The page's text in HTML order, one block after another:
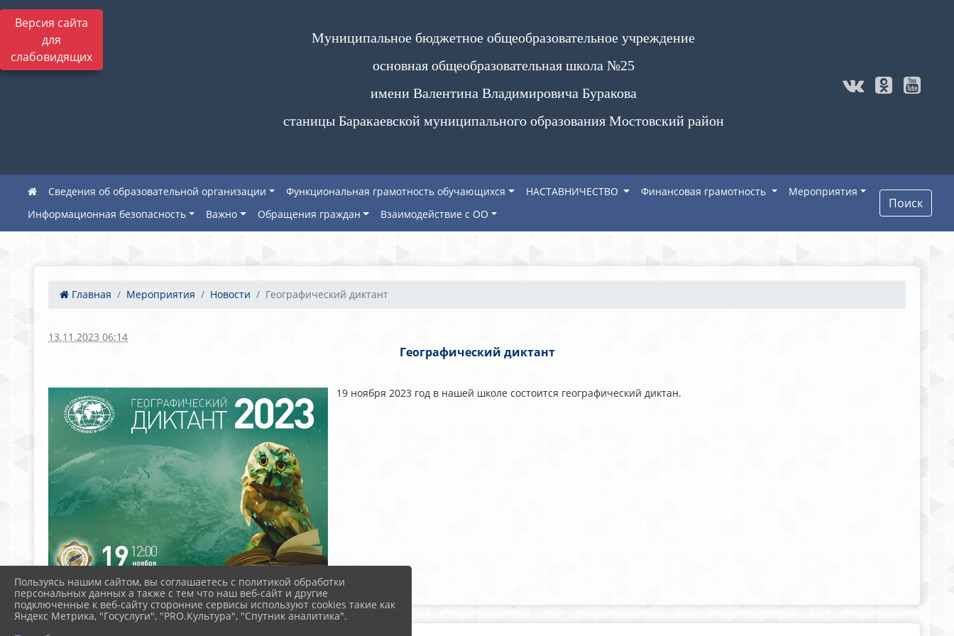
Версия сайта
для
слабовидящих
Муниципальное бюджетное общеобразовательное учреждение
основная общеобразовательная школа №25
имени Валентина Владимировича Буракова
станицы Баракаевской муниципального образования Мостовский район
Сведения об образовательной организации Функциональная грамотность обучающихся НАСТАВНИЧЕСТВО Финансовая грамотность
Мероприятия
Информационная безопасность
Важно Обращения граждан Взаимодействие с ОО
Поиск
Главная Мероприятия Новости Географический диктант
13.11.2023 06:14
Географический диктант
19 ноября 2023 год в нашей школе состоится географический диктан.
Пользуясь нашим сайтом, вы соглашаетесь с политикой обработки
персональных данных а также с тем что наш веб-сайт и другие
подключенные к веб-сайту сторонние сервисы используют cookies такие как
Яндекс Метрика, "Госуслуги", "PRO.Культура", "Спутник аналитика".